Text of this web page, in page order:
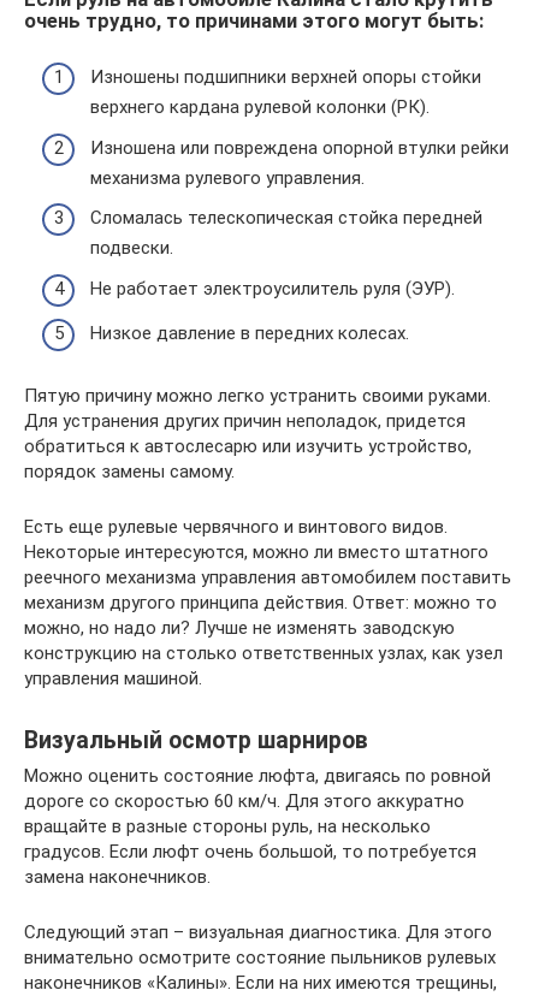
очень трудно, то причинами этого могут быть:
Изношены подшипники верхней опоры стойки
верхнего кардана рулевой колонки (РК).
Изношена или повреждена опорной втулки рейки
механизма рулевого управления.
Сломалась телескопическая стойка передней
подвески.
Не работает электроусилитель руля (ЭУР).
Низкое давление в передних колесах.
Пятую причину можно легко устранить своими руками.
Для устранения других причин неполадок, придется
обратиться к автослесарю или изучить устройство,
порядок замены самому.
Есть еще рулевые червячного и винтового видов.
Некоторые интересуются, можно ли вместо штатного
реечного механизма управления автомобилем поставить
механизм другого принципа действия. Ответ: можно то
можно, но надо ли? Лучше не изменять заводскую
конструкцию на столько ответственных узлах, как узел
управления машиной.
Визуальный осмотр шарниров
Можно оценить состояние люфта, двигаясь по ровной
дороге со скоростью 60 км/ч. Для этого аккуратно
вращайте в разные стороны руль, на несколько
градусов. Если люфт очень большой, то потребуется
замена наконечников.
Следующий этап – визуальная диагностика. Для этого
внимательно осмотрите состояние пыльников рулевых
наконечников «Калины». Если на них имеются трещины,